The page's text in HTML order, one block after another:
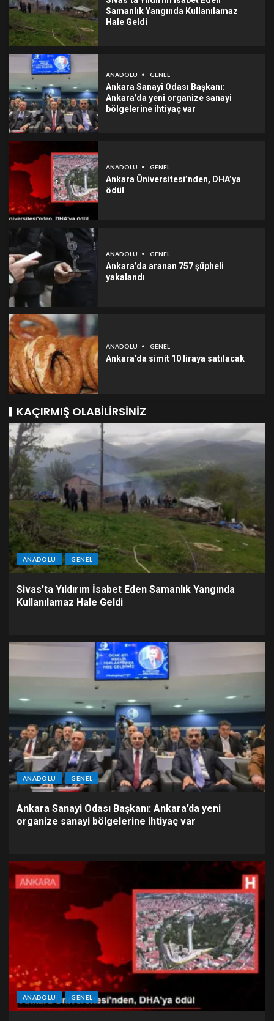
Samanlık Yangında Kullanılamaz
Hale Geldi
ANADOLU GENEL
Ankara Sanayi Odası Başkanı:
Ankara’da yeni organize sanayi
bölgelerine ihtiyaç var
ANADOLU GENEL
Ankara Üniversitesi’nden, DHA’ya
ödül
ANADOLU GENEL
Ankara’da aranan 757 şüpheli
yakalandı
ANADOLU GENEL
Ankara’da simit 10 liraya satılacak
KAÇIRMIŞ OLABILIRSINIZ
ANADOLU GENEL
Sivas’ta Yıldırım İsabet Eden Samanlık Yangında
Kullanılamaz Hale Geldi
ANADOLU GENEL
Ankara Sanayi Odası Başkanı: Ankara’da yeni
organize sanayi bölgelerine ihtiyaç var
ANADOLU GENEL